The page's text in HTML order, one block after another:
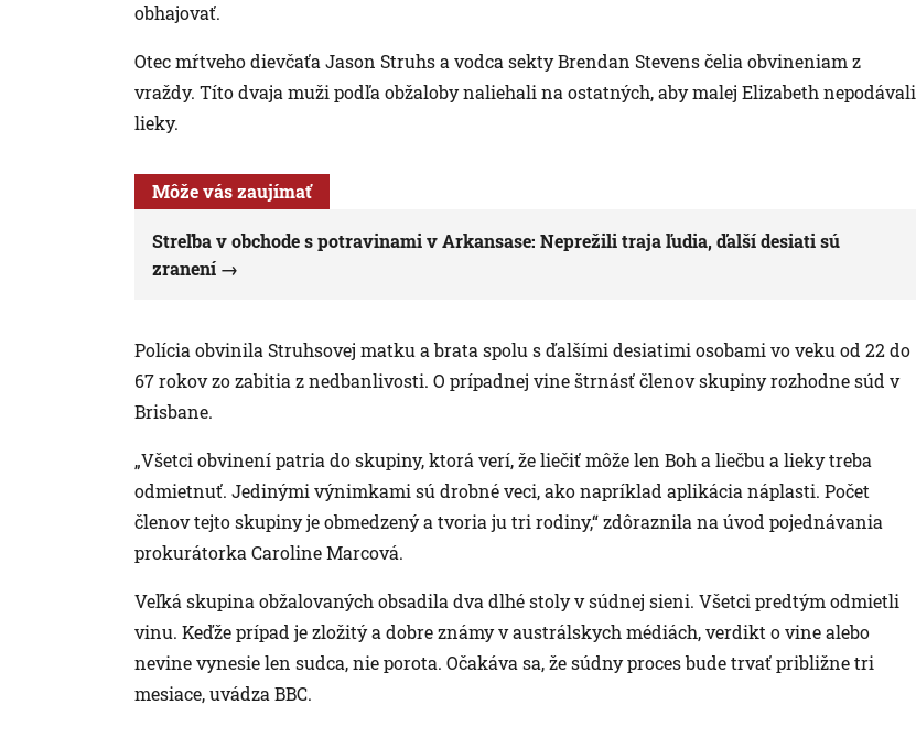
obhajovať.
Otec mŕtveho dievčaťa Jason Struhs a vodca sekty Brendan Stevens čelia obvineniam z
vraždy. Títo dvaja muži podľa obžaloby naliehali na ostatných, aby malej Elizabeth nepodávali
lieky.
Môže vás zaujímať
Streľba v obchode s potravinami v Arkansase: Neprežili traja ľudia, ďalší desiati sú
zranení
Polícia obvinila Struhsovej matku a brata spolu s ďalšími desiatimi osobami vo veku od 22 do
67 rokov zo zabitia z nedbanlivosti. O prípadnej vine štrnásť členov skupiny rozhodne súd v
Brisbane.
„Všetci obvinení patria do skupiny, ktorá verí, že liečiť môže len Boh a liečbu a lieky treba
odmietnuť. Jedinými výnimkami sú drobné veci, ako napríklad aplikácia náplasti. Počet
členov tejto skupiny je obmedzený a tvoria ju tri rodiny,“ zdôraznila na úvod pojednávania
prokurátorka Caroline Marcová.
Veľká skupina obžalovaných obsadila dva dlhé stoly v súdnej sieni. Všetci predtým odmietli
vinu. Keďže prípad je zložitý a dobre známy v austrálskych médiách, verdikt o vine alebo
nevine vynesie len sudca, nie porota. Očakáva sa, že súdny proces bude trvať približne tri
mesiace, uvádza BBC.